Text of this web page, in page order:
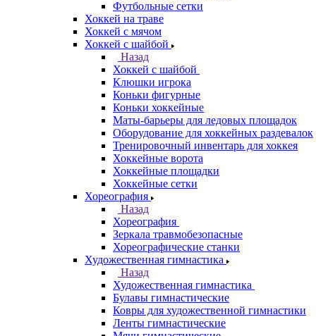
Футбольные сетки
Хоккей на траве
Хоккей с мячом
Хоккей с шайбой
Назад
Хоккей с шайбой
Клюшки игрока
Коньки фигурные
Коньки хоккейные
Маты-барьеры для ледовых площадок
Оборудование для хоккейных раздевалок
Тренировочный инвентарь для хоккея
Хоккейные ворота
Хоккейные площадки
Хоккейные сетки
Хореография
Назад
Хореография
Зеркала травмобезопасные
Хореографические станки
Художественная гимнастика
Назад
Художественная гимнастика
Булавы гимнастические
Ковры для художественной гимнастики
Ленты гимнастические